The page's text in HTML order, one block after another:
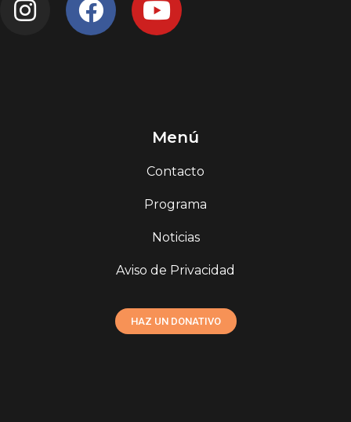
Menú
Contacto
Programa
Noticias
Aviso de Privacidad
HAZ UN DONATIVO